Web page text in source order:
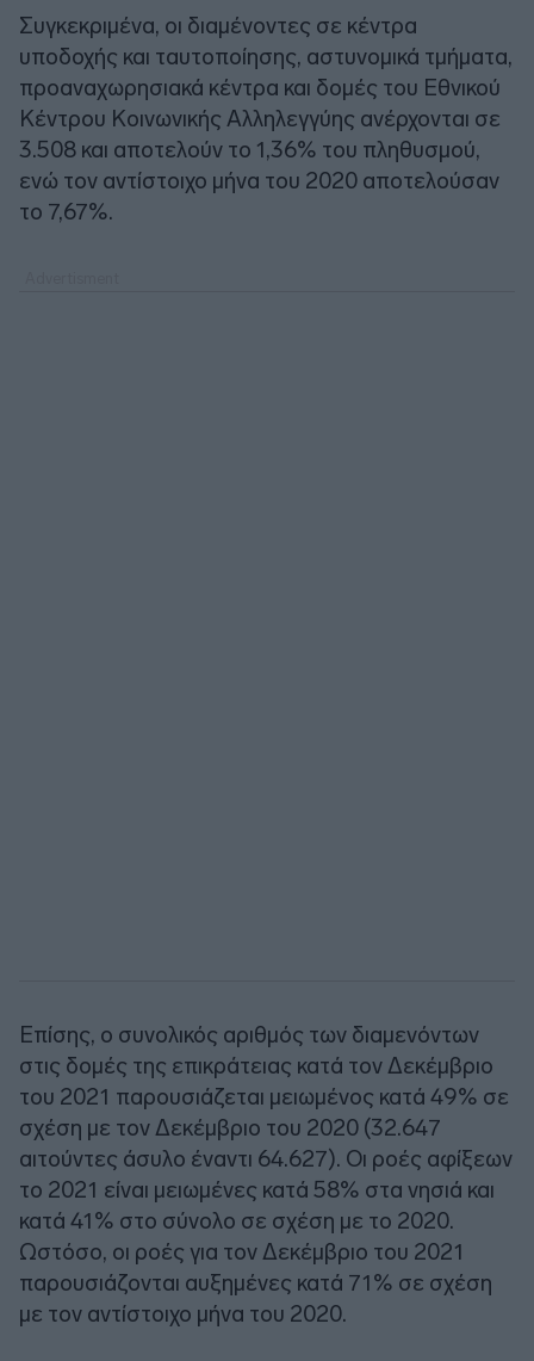
Συγκεκριμένα, οι διαμένοντες σε κέντρα
υποδοχής και ταυτοποίησης, αστυνομικά τμήματα,
προαναχωρησιακά κέντρα και δομές του Εθνικού
Κέντρου Κοινωνικής Αλληλεγγύης ανέρχονται σε
3.508 και αποτελούν το 1,36% του πληθυσμού,
ενώ τον αντίστοιχο μήνα του 2020 αποτελούσαν
το 7,67%.
Επίσης, ο συνολικός αριθμός των διαμενόντων
στις δομές της επικράτειας κατά τον Δεκέμβριο
του 2021 παρουσιάζεται μειωμένος κατά 49% σε
σχέση με τον Δεκέμβριο του 2020 (32.647
αιτούντες άσυλο έναντι 64.627). Οι ροές αφίξεων
το 2021 είναι μειωμένες κατά 58% στα νησιά και
κατά 41% στο σύνολο σε σχέση με το 2020.
Ωστόσο, οι ροές για τον Δεκέμβριο του 2021
παρουσιάζονται αυξημένες κατά 71% σε σχέση
με τον αντίστοιχο μήνα του 2020.